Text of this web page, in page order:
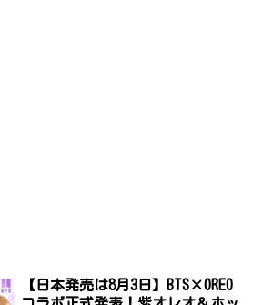
【日本発売は8月3日】BTS×OREO